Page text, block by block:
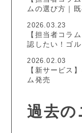
ムの選び方｜
【担当者コラ
認したい！ゴ
2026.03.23
【新サービス
ム発売
2026.02.03
過去の